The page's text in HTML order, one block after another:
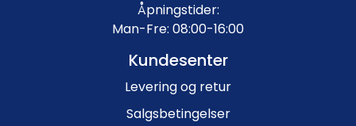
Åpningstider:
Man-Fre: 08:00-16:00
Kundesenter
Levering og retur
Salgsbetingelser